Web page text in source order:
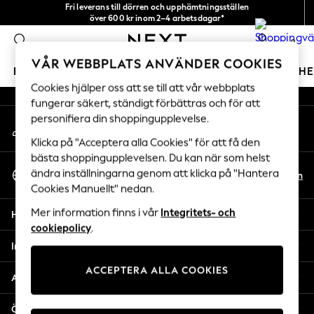
Fri leverans till dörren och upphämtningsställen
över 600 kr inom 2–4 arbetsdagar*
0
FLICKOR POJKAR BABY DAMER HERRAR
GIRLS
New In
50 - 92cm
98 - 110cm
116 - 134cm
140 - 174cm
Trending: Top & Short Sets
Trending: Clogs
All Clothing
Coats & Jackets
Sweatshirts & Hoodies
An error occurred on client
Våra sociala nätverk
Mitt konto
Logga in på ditt konto
Välj Språk
Svenska
Sv En
Hjälp
Integritet & Juridik
Avdelningar
Övriga tjänster
VÅR WEBBPLATS ANVÄNDER COOKIES
Cookies hjälper oss att se till att vår webbplats
fungerar säkert, ständigt förbättras och för att
personifiera din shoppingupplevelse.
Klicka på "Acceptera alla Cookies" för att få den
bästa shoppingupplevelsen. Du kan när som helst
ändra inställningarna genom att klicka på "Hantera
Cookies Manuellt" nedan.
Mer information finns i vår Integritets- och
cookiepolicy.
ACCEPTERA ALLA COOKIES